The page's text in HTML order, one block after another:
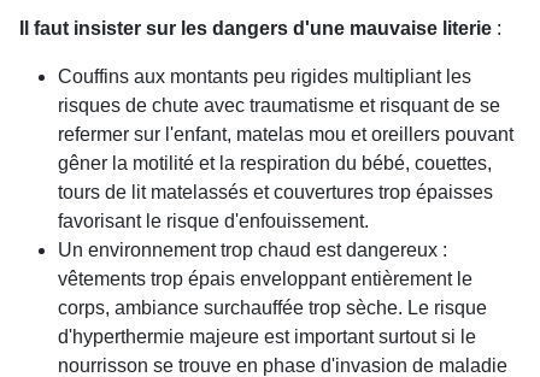
Il faut insister sur les dangers d'une mauvaise literie :
Couffins aux montants peu rigides multipliant les
risques de chute avec traumatisme et risquant de se
refermer sur l'enfant, matelas mou et oreillers pouvant
gêner la motilité et la respiration du bébé, couettes,
tours de lit matelassés et couvertures trop épaisses
favorisant le risque d'enfouissement.
Un environnement trop chaud est dangereux :
vêtements trop épais enveloppant entièrement le
corps, ambiance surchauffée trop sèche. Le risque
d'hyperthermie majeure est important surtout si le
nourrisson se trouve en phase d'invasion de maladie